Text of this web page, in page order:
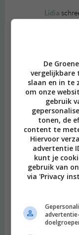
Lidia
Ik lees je tips altijd
gekomen om er ook
die blikjes zijn zo cute!
Beantwoorden
Merel
2017 OM
Nou, mooie
Beantwoorden
Leuk dat je een
Binnenweg, naar
De
vergelijkbare
slaan en in te
om onze
gebruik
tonen, de
content te
Hiervoor
advertentie
kunt je
gebruik van
via 'Privacy